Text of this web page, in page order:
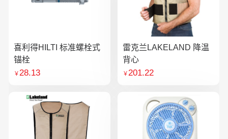
喜利得HILTI 标准螺栓式
锚栓
￥28.13
雷克兰LAKELAND 降温
背心
￥201.22